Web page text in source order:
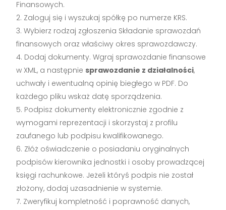
Finansowych.
Zaloguj się i wyszukaj spółkę po numerze KRS.
Wybierz rodzaj zgłoszenia Składanie sprawozdań
finansowych oraz właściwy okres sprawozdawczy.
Dodaj dokumenty. Wgraj sprawozdanie finansowe
w XML, a następnie sprawozdanie z działalności,
uchwały i ewentualną opinię biegłego w PDF. Do
każdego pliku wskaż datę sporządzenia.
Podpisz dokumenty elektronicznie zgodnie z
wymogami reprezentacji i skorzystaj z profilu
zaufanego lub podpisu kwalifikowanego.
Złóż oświadczenie o posiadaniu oryginalnych
podpisów kierownika jednostki i osoby prowadzącej
księgi rachunkowe. Jeżeli któryś podpis nie został
złożony, dodaj uzasadnienie w systemie.
Zweryfikuj kompletność i poprawność danych,